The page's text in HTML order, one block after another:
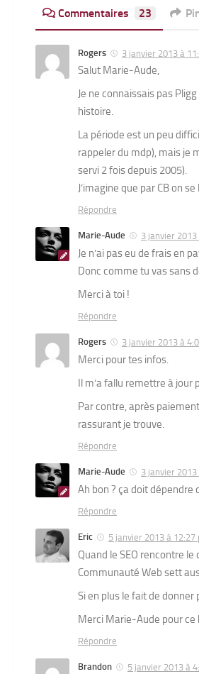
Commentaires 23
Rogers 3 janvier 2013 à
Salut Marie-Aude,
Je ne connaissais pas
histoire.
La période est un peu
rappeler du mdp), mais je
servi 2 fois depuis 2005).
J’imagine que par CB on
Répondre
Marie-Aude 3 janvier 2013
Je n’ai pas eu de frais en
Donc comme tu vas sans
Merci à toi !
Répondre
Rogers 3 janvier 2013 à
Merci pour tes infos.
Il m’a fallu remettre à
Par contre, après
rassurant je trouve.
Répondre
Marie-Aude 3 janvier 2013
Ah bon ? ça doit dépendre
Répondre
Eric 5 janvier 2013 à 12:27
Quand le SEO rencontre
Communauté Web sett
Si en plus le fait de
Merci Marie-Aude pour ce
Répondre
Brandon 5 janvier 2013 à